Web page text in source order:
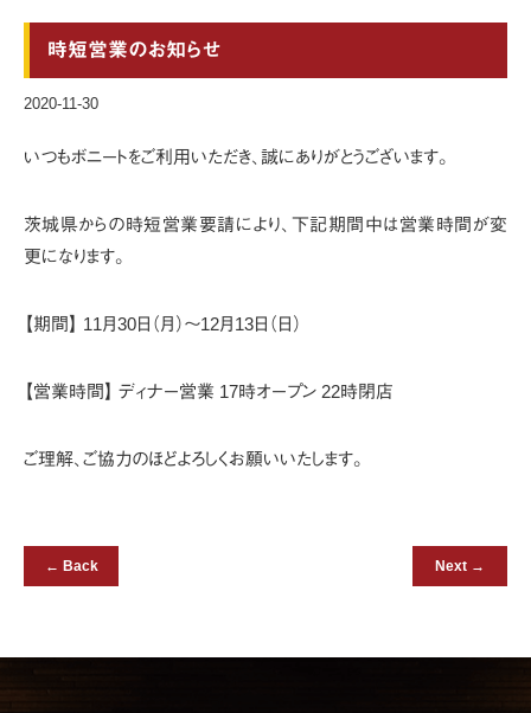
時短営業のお知らせ
2020-11-30
いつもボニートをご利用いただき、誠にありがとうございます。
茨城県からの時短営業要請により、下記期間中は営業時間が変
更になります。
【期間】 11月30日（月）〜12月13日（日）
【営業時間】 ディナー営業 17時オープン 22時閉店
ご理解、ご協力のほどよろしくお願いいたします。
← Back Next →